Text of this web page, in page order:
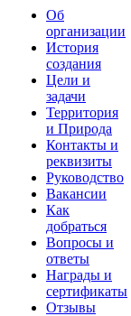
Об
организации
История
создания
Цели и
задачи
Территория
и Природа
Контакты и
реквизиты
Руководство
Вакансии
Как
добраться
Вопросы и
ответы
Награды и
сертификаты
Отзывы